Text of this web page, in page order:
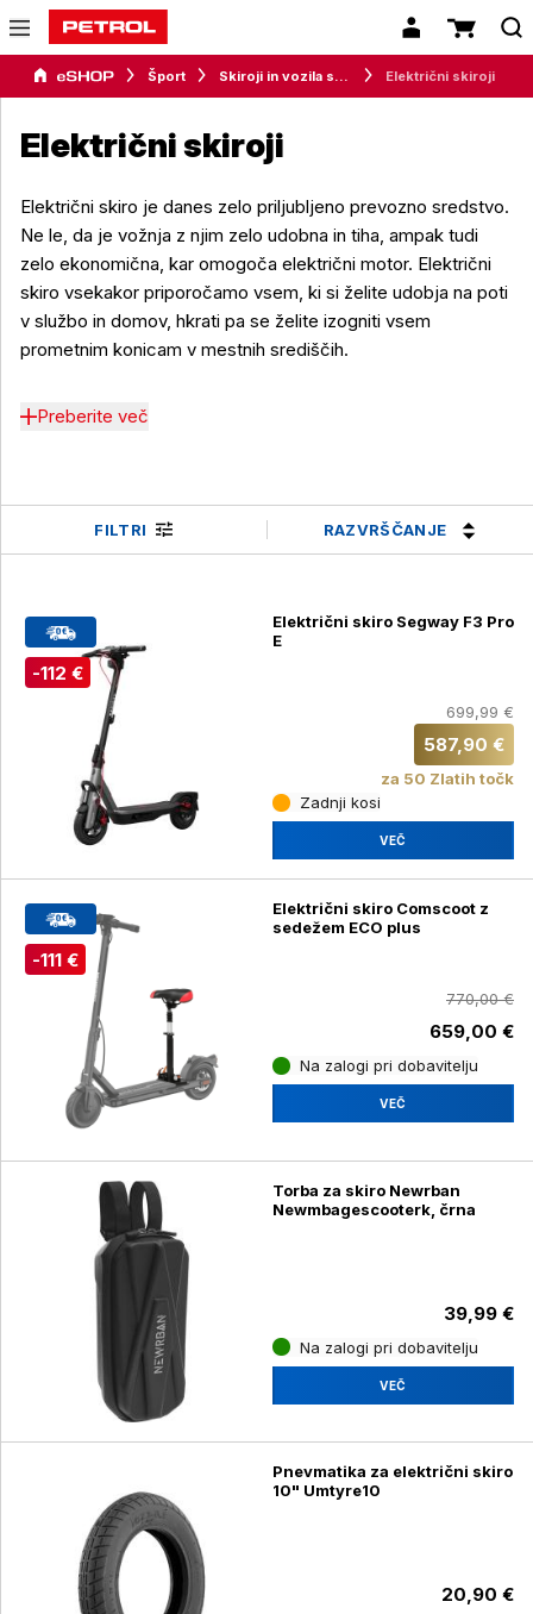
Šport Skiroji in vozila s kolesci Električni skiroji
Električni skiroji
Električni skiro je danes zelo priljubljeno prevozno sredstvo.
Ne le, da je vožnja z njim zelo udobna in tiha, ampak tudi
zelo ekonomična, kar omogoča električni motor. Električni
skiro vsekakor priporočamo vsem, ki si želite udobja na poti
v službo in domov, hkrati pa se želite izogniti vsem
prometnim konicam v mestnih središčih.
Preberite več
FILTRI RAZVRŠČANJE
-112 €
Električni skiro Segway F3 Pro
E
699,99 €
587,90 €
za 50 Zlatih točk
Zadnji kosi
VEČ
-111 €
Električni skiro Comscoot z
sedežem ECO plus
770,00 €
659,00 €
Na zalogi pri dobavitelju
VEČ
Torba za skiro Newrban
Newmbagescooterk, črna
39,99 €
Na zalogi pri dobavitelju
VEČ
Pnevmatika za električni skiro
10" Umtyre10
20,90 €